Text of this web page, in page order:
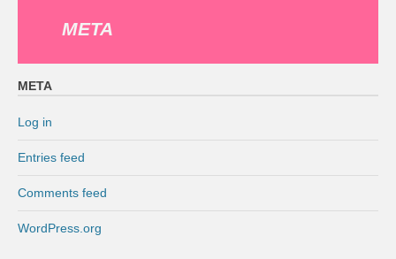
META
META
Log in
Entries feed
Comments feed
WordPress.org